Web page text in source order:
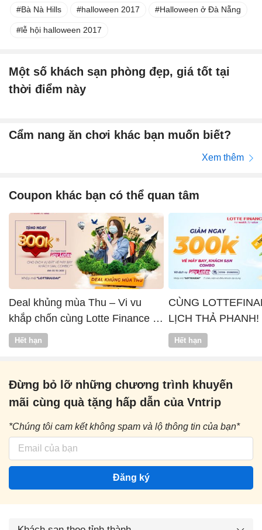
Bà Nà Hills halloween 2017 Halloween ở Đà Nẵng
lễ hội halloween 2017
Một số khách sạn phòng đẹp, giá tốt tại
thời điểm này
Cẩm nang ăn chơi khác bạn muốn biết?
Xem thêm
Coupon khác bạn có thể quan tâm
Deal khủng mùa Thu – Vi vu
khắp chốn cùng Lotte Finance x
Vntrip
Hết hạn
CÙNG
LỊCH THẢ PHANH!
Hết hạn
Đừng bỏ lỡ những chương trình khuyến
mãi cùng quà tặng hấp dẫn của Vntrip
*Chúng tôi cam kết không spam và lộ thông tin của bạn*
Đăng ký